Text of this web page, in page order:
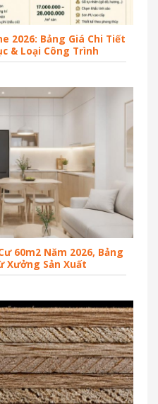
2026: Bảng Giá Chi Tiết
& Loại Công Trình
60m2 Năm 2026, Bảng
Xưởng Sản Xuất